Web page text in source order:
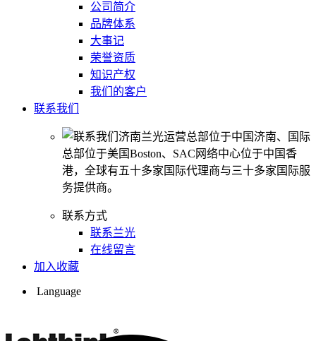
公司简介
品牌体系
大事记
荣誉资质
知识产权
我们的客户
联系我们
济南兰光运营总部位于中国济南、国际
总部位于美国Boston、SAC网络中心位于中国香
港，全球有五十多家国际代理商与三十多家国际服
务提供商。
联系方式
联系兰光
在线留言
加入收藏
Language